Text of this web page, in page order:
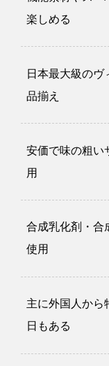
楽しめる
日本最大級の
品揃え
安価で味の粗い
用
合成乳化剤・合
使用
主に外国人から
日もある